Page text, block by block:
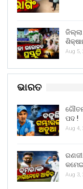
Aug 5,
ଭାରତ
ପଦ !
Aug 4,
Aug 3,